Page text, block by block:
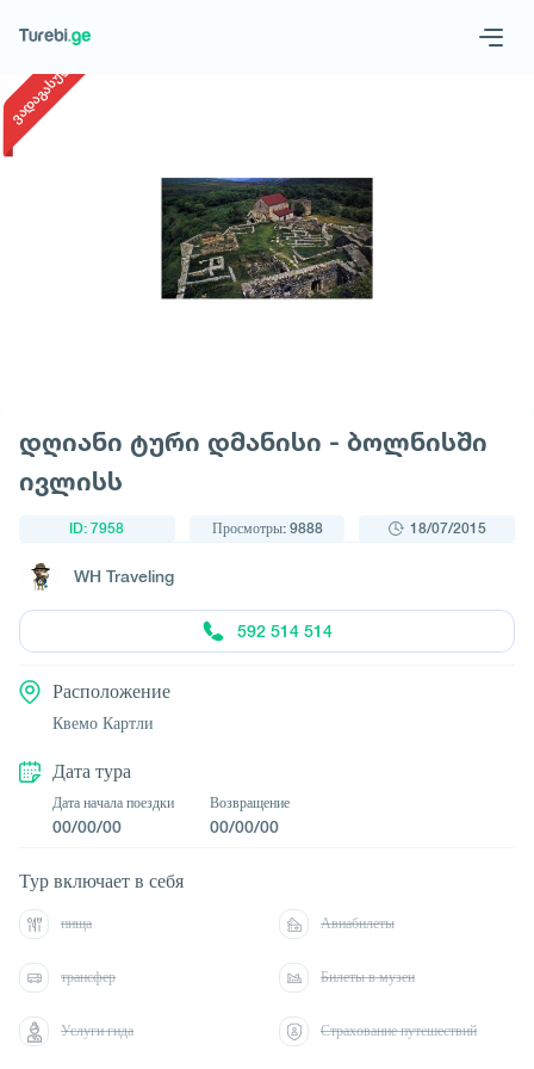
Запросить тур
ვადაგასული
დღიანი ტური დმანისი - ბოლნისში
ივლისს
ID: 7958 Просмотры: 9888 18/07/2015
WH Traveling
592 514 514
Расположение
Квемо Картли
Дата тура
Дата начала поездки
00/00/00
Возвращение
00/00/00
Тур включает в себя
пища Авиабилеты
трансфер Билеты в музеи
Услуги гида Страхование путешествий